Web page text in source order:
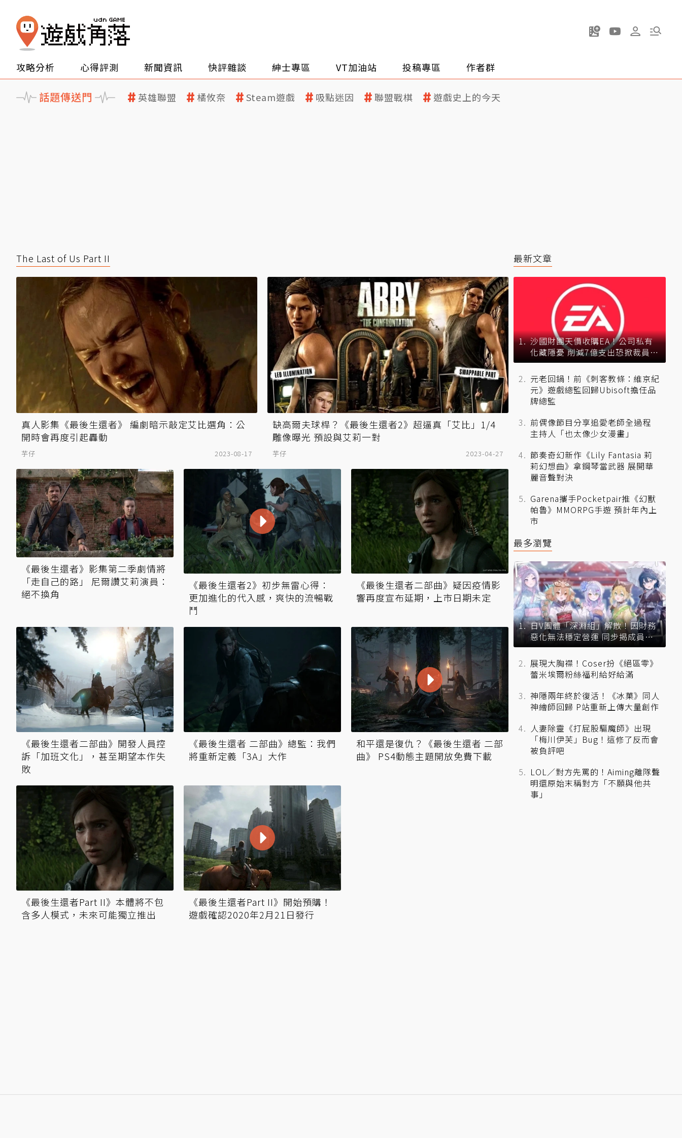
攻略分析 心得評測 新聞資訊 快評雜談 紳士專區 VT加油站 投稿專區 作者群
話題傳送門 英雄聯盟 橘攸奈 Steam遊戲 吸點迷因 聯盟戰棋 遊戲史上的今天
The Last of Us Part II
真人影集《最後生還者》 編劇暗示敲定艾比選角：公
開時會再度引起轟動
芋仔 2023-08-17
缺高爾夫球桿？《最後生還者2》超逼真「艾比」1/4
雕像曝光 預設與艾莉一對
芋仔 2023-04-27
《最後生還者》影集第二季劇情將
「走自己的路」 尼爾讚艾莉演員：
絕不換角
《最後生還者2》初步無雷心得：
更加進化的代入感，爽快的流暢戰
鬥
《最後生還者二部曲》疑因疫情影
響再度宣布延期，上市日期未定
《最後生還者二部曲》開發人員控
訴「加班文化」，甚至期望本作失
敗
《最後生還者 二部曲》總監：我們
將重新定義「3A」大作
和平還是復仇？《最後生還者 二部
曲》 PS4動態主題開放免費下載
《最後生還者Part II》本體將不包
含多人模式，未來可能獨立推出
《最後生還者Part II》開始預購！
遊戲確認2020年2月21日發行
最新文章
沙國財團天價收購EA！公司私有
化藏隱憂 削減7億支出恐掀裁員風
暴？
元老回鍋！前《刺客教條：維京紀
元》遊戲總監回歸Ubisoft擔任品
牌總監
前偶像節目分享追愛老師全過程
主持人「也太像少女漫畫」
節奏奇幻新作《Lily Fantasia 莉
莉幻想曲》拿鋼琴當武器 展開華
麗音聲對決
Garena攜手Pocketpair推《幻獸
帕魯》MMORPG手遊 預計年內上
市
最多瀏覽
日V團體「深淵組」解散！因財務
惡化無法穩定營運 同步揭成員未
來去向
展現大胸襟！Coser扮《絕區零》
蕾米埃爾粉絲福利給好給滿
神隱兩年終於復活！《冰菓》同人
神繪師回歸 P站重新上傳大量創作
人妻除靈《打屁股驅魔師》出現
「梅川伊芙」Bug！這修了反而會
被負評吧
LOL／對方先罵的！Aiming離隊聲
明還原始末稱對方「不願與他共
事」